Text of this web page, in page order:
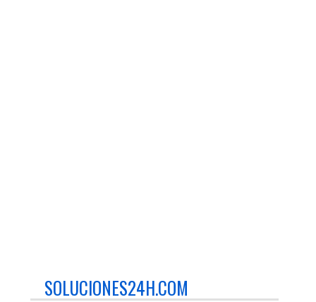
SOLUCIONES24H.COM